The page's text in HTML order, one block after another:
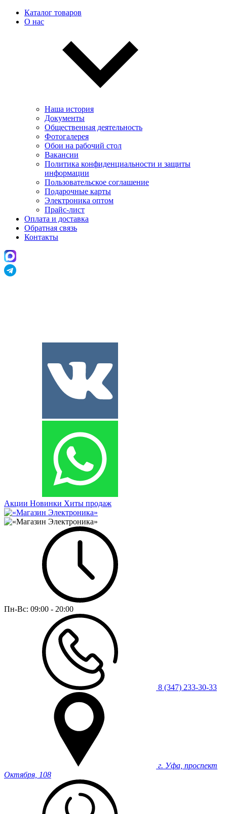
Каталог товаров
О нас
Наша история
Документы
Общественная деятельность
Фотогалерея
Обои на рабочий стол
Вакансии
Политика конфиденциальности и защиты
информации
Пользовательскоe соглашение
Подарочные карты
Электроника оптом
Прайс-лист
Оплата и доставка
Обратная связь
Контакты
Акции Новинки Хиты продаж
Пн-Вс: 09:00 - 20:00
8 (347) 233-30-33
г. Уфа, проспект
Октября, 108